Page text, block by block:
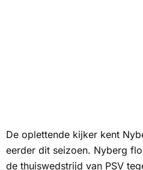
De oplettende kijker kent
eerder dit seizoen. Nyberg
de thuiswedstrijd van PSV